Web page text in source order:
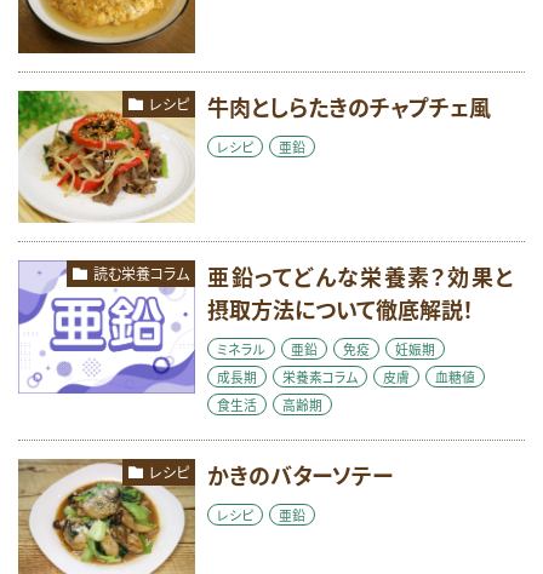
レシピ 牛肉としらたきのチャプチェ風
レシピ 亜鉛
読む栄養コラム
亜鉛ってどんな栄養素？効果と
摂取方法について徹底解説！
ミネラル 亜鉛 免疫
妊娠期
成長期
栄養素コラム 皮膚
血糖値
食生活
高齢期
レシピ かきのバターソテー
レシピ 亜鉛